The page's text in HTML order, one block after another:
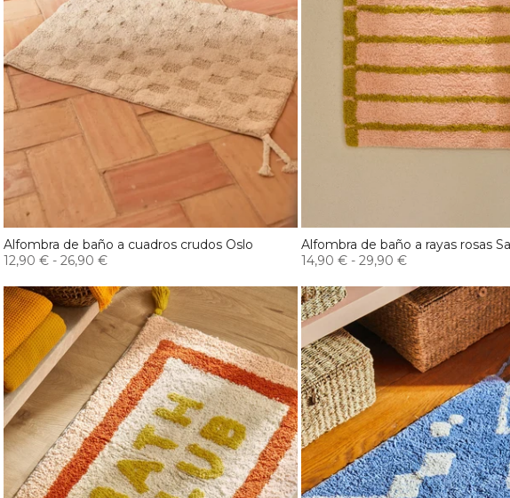
Alfombra de baño a cuadros crudos Oslo
12,90 € - 26,90 €
Alfombra de baño a rayas rosas
14,90 € - 29,90 €